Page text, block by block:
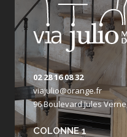
02 28 16 08 32
viajulio@orange.fr
96 Boulevard Jules
COLONNE 1